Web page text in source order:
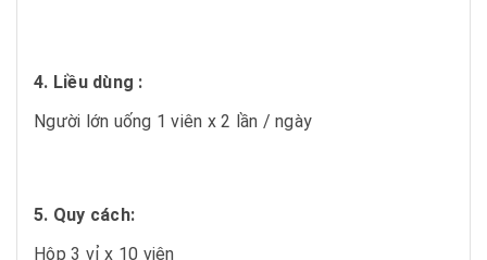
4. Liều dùng :
Người lớn uống 1 viên x 2 lần / ngày
5. Quy cách:
Hộp 3 vỉ x 10 viên